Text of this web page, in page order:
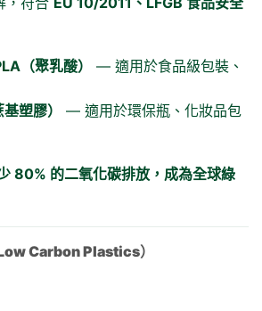
（聚乳酸）
— 適用於食品級包裝、
塑膠）
— 適用於環保瓶、化妝品包
80% 的二氧化碳排放，成為全球綠
Carbon Plastics）